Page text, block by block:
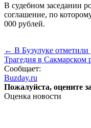
В судебном заседании
соглашение, по
000 рублей.
← В Бузулуке отметили
Трагедия в
Сообщает:
Buzday.ru
Пожалуйста, оцените
Оценка новости